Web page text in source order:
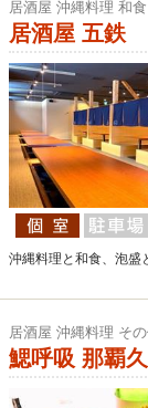
居酒屋 沖縄料理 和食
居酒屋 五鉄
沖縄料理と和食、泡盛
居酒屋 沖縄料理 そ
鰓呼吸 那覇